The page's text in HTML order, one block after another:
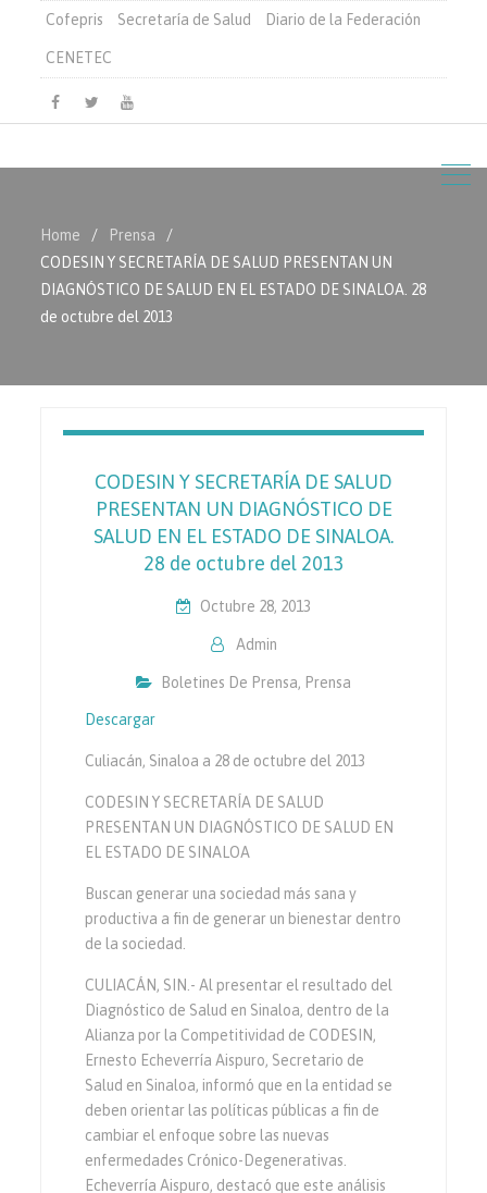
Cofepris Secretaría de Salud Diario de la Federación
CENETEC
Facebook
TwitterYoutube
Home
Prensa
CODESIN Y SECRETARÍA DE SALUD PRESENTAN UN
DIAGNÓSTICO DE SALUD EN EL ESTADO DE SINALOA. 28
de octubre del 2013
CODESIN Y SECRETARÍA DE SALUD
PRESENTAN UN DIAGNÓSTICO DE
SALUD EN EL ESTADO DE SINALOA.
28 de octubre del 2013
Octubre 28, 2013
Admin
Boletines De Prensa, Prensa
Descargar
Culiacán, Sinaloa a 28 de octubre del 2013
CODESIN Y SECRETARÍA DE SALUD
PRESENTAN UN DIAGNÓSTICO DE SALUD EN
EL ESTADO DE SINALOA
Buscan generar una sociedad más sana y
productiva a fin de generar un bienestar dentro
de la sociedad.
CULIACÁN, SIN.- Al presentar el resultado del
Diagnóstico de Salud en Sinaloa, dentro de la
Alianza por la Competitividad de CODESIN,
Ernesto Echeverría Aispuro, Secretario de
Salud en Sinaloa, informó que en la entidad se
deben orientar las políticas públicas a fin de
cambiar el enfoque sobre las nuevas
enfermedades Crónico-Degenerativas.
Echeverría Aispuro, destacó que este análisis